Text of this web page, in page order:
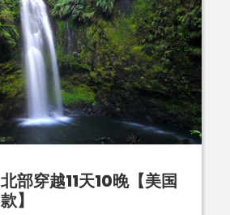
部穿越11天10晚【美国
】